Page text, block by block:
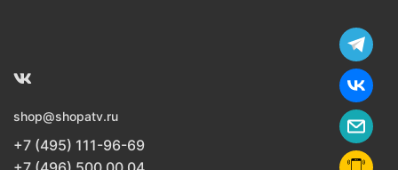
shop@shopatv.ru
+7 (495) 111-96-69